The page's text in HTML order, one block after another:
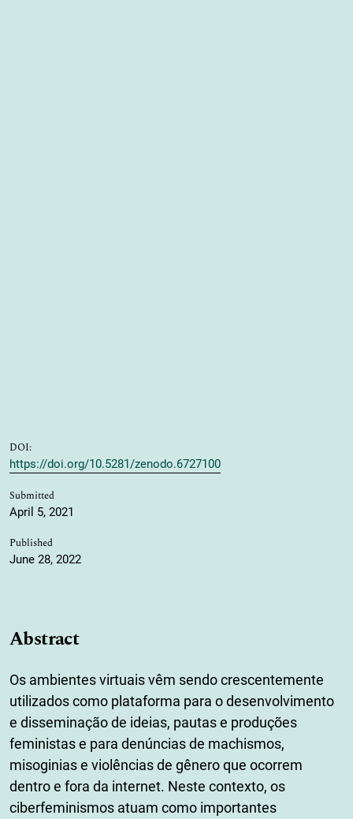
DOI:
https://doi.org/10.5281/zenodo.6727100
Submitted
April 5, 2021
Published
June 28, 2022
Abstract
Os ambientes virtuais vêm sendo crescentemente
utilizados como plataforma para o desenvolvimento
e disseminação de ideias, pautas e produções
feministas e para denúncias de machismos,
misoginias e violências de gênero que ocorrem
dentro e fora da internet. Neste contexto, os
ciberfeminismos atuam como importantes